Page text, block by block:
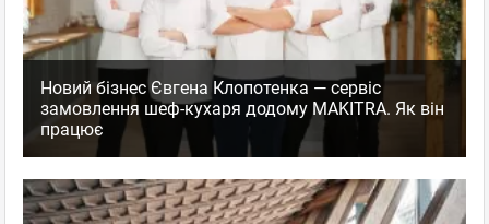
Новий бізнес Євгена Клопотенка — сервіс
замовлення шеф-кухаря додому MAKITRA. Як він
працює